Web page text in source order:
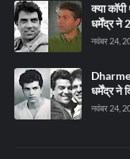
क्या
धर्मेंद्र ने
नवंबर 24,
धर्मेंद्र ने
नवंबर 24,